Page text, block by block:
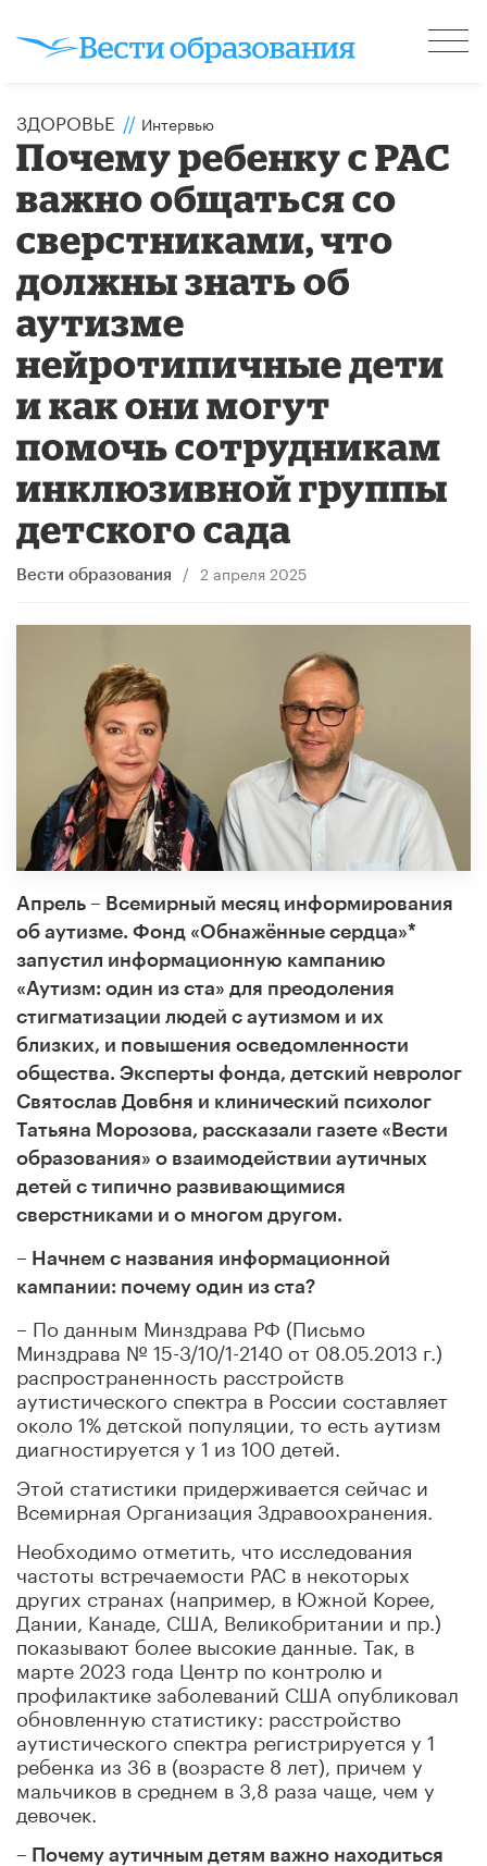
ЗДОРОВЬЕ // Интервью
Почему ребенку с РАС
важно общаться со
сверстниками, что
должны знать об
аутизме
нейротипичные дети
и как они могут
помочь сотрудникам
инклюзивной группы
детского сада
Вести образования / 2 апреля 2025
Апрель – Всемирный месяц информирования
об аутизме. Фонд «Обнажённые сердца»*
запустил информационную кампанию
«Аутизм: один из ста» для преодоления
стигматизации людей с аутизмом и их
близких, и повышения осведомленности
общества. Эксперты фонда, детский невролог
Святослав Довбня и клинический психолог
Татьяна Морозова, рассказали газете «Вести
образования» о взаимодействии аутичных
детей с типично развивающимися
сверстниками и о многом другом.
– Начнем с названия информационной
кампании: почему один из ста?
– По данным Минздрава РФ (Письмо
Минздрава № 15-3/10/1-2140 от 08.05.2013 г.)
распространенность расстройств
аутистического спектра в России составляет
около 1% детской популяции, то есть аутизм
диагностируется у 1 из 100 детей.
Этой статистики придерживается сейчас и
Всемирная Организация Здравоохранения.
Необходимо отметить, что исследования
частоты встречаемости РАС в некоторых
других странах (например, в Южной Корее,
Дании, Канаде, США, Великобритании и пр.)
показывают более высокие данные. Так, в
марте 2023 года Центр по контролю и
профилактике заболеваний США опубликовал
обновленную статистику: расстройство
аутистического спектра регистрируется у 1
ребенка из 36 в (возрасте 8 лет), причем у
мальчиков в среднем в 3,8 раза чаще, чем у
девочек.
– Почему аутичным детям важно находиться